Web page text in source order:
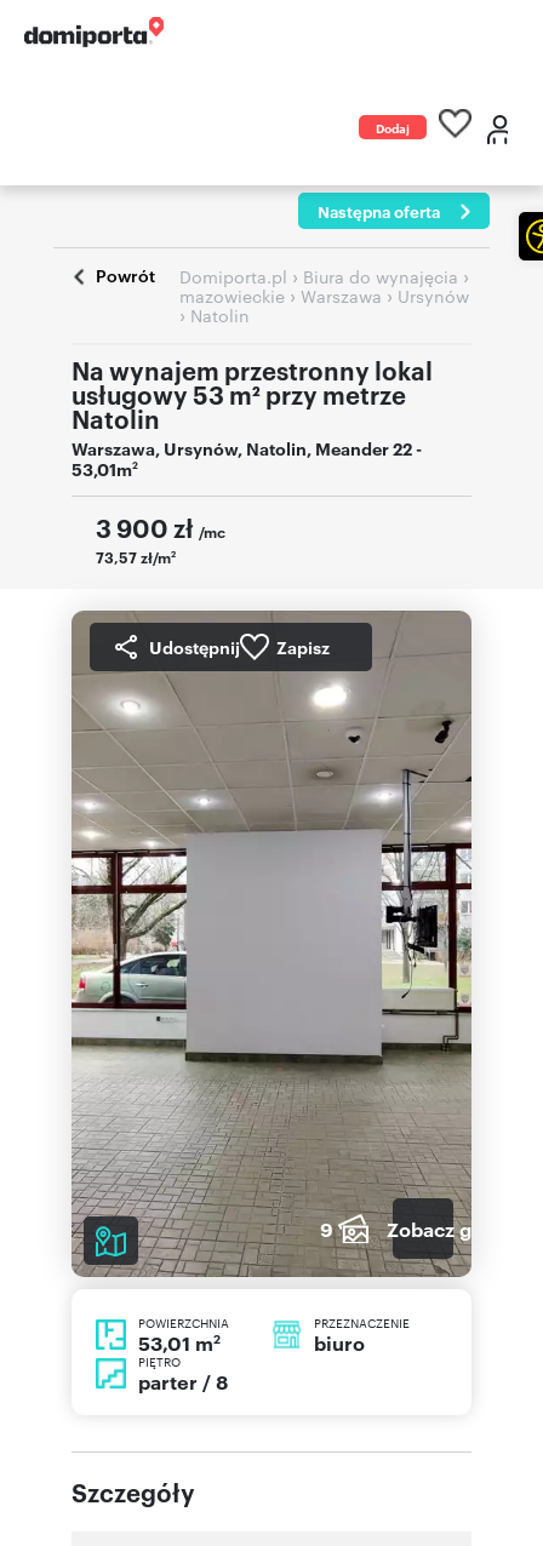
Dodaj
Następna oferta
Powrót Domiporta.pl › Biura do wynajęcia ›
mazowieckie › Warszawa › Ursynów
› Natolin
Na wynajem przestronny lokal
usługowy 53 m² przy metrze
Natolin
Warszawa, Ursynów, Natolin, Meander 22-
53,01m2
3 900 zł /mc
73,57 zł/m2
Udostępnij Zapisz
9 Zobacz galerię
POWIERZCHNIA
53,01 m2
PRZEZNACZENIE
biuro
PIĘTRO
parter / 8
Szczegóły